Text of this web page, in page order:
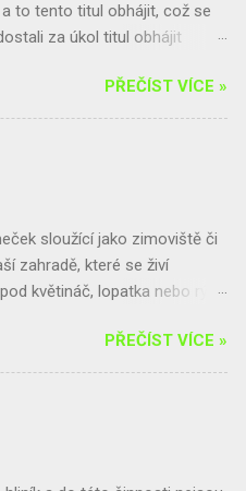
to tento titul obhájit, což se
za úkol titul obhájit
spotřeby potravin v
našeho gymnázia. Tento
na původ potravin a
cena, nebo také kvalita,
PŘEČÍST VÍCE »
sloužící jako zimoviště či
zahradě, které se živí
květináč, lopatka nebo rýč,
trochu hrabanky. Jamku
Celý domeček můžeme
tohoto postupu: Budeme
vložíme do mělké jamky.
PŘEČÍST VÍCE »